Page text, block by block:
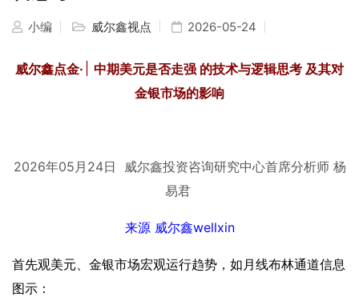
小编 威尔鑫视点 2026-05-24
威尔鑫点金· 中期美元是否走强 的技术与逻辑思考 及其对
金银市场的影响
2026年05月24日 威尔鑫投资咨询研究中心首席分析师 杨
易君
来源 威尔鑫wellxin
首先观美元、金银市场宏观运行趋势，如月线布林通道信息
图示：